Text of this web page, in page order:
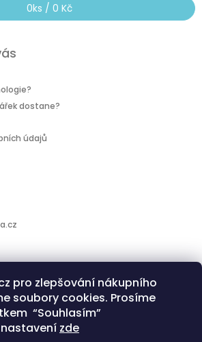
pro zlepšování nákupního
soubory cookies. Prosíme
“Souhlasím”
zde
0ks / 0 Kč
dostane?
údajů
Co je sublimační technologie?